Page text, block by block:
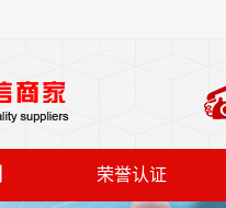
荣誉认证